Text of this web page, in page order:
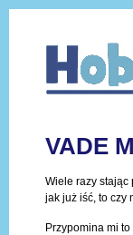
VADE
Wiele razy stając
jak już iść, to czy
Przypomina mi